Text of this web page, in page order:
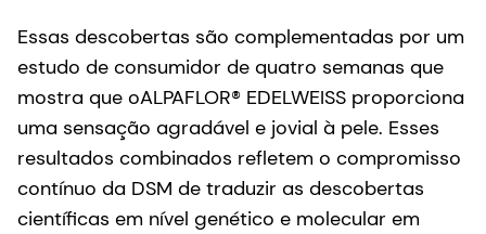
Essas descobertas são complementadas por um
estudo de consumidor de quatro semanas que
mostra que oALPAFLOR® EDELWEISS proporciona
uma sensação agradável e jovial à pele. Esses
resultados combinados refletem o compromisso
contínuo da DSM de traduzir as descobertas
científicas em nível genético e molecular em